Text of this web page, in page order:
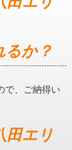
るか？
で、ご納得い
田エリ